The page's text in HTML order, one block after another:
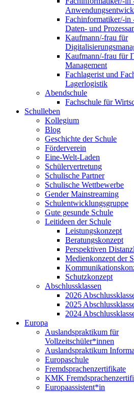
Fachinformatiker/-in
Daten- und
Kaufmann/-frau für
Kaufmann/-frau für
Management
Fachlagerist und
Lagerlogistik
Abendschule
Fachschule für
Schulleben
Kollegium
Blog
Geschichte der Schule
Förderverein
Eine-Welt-Laden
Schülervertretung
Schulische Partner
Schulische Wettbewerbe
Gender Mainstreaming
Schulentwicklungsgruppe
Gute gesunde Schule
Leitideen der Schule
Leistungskonzept
Beratungskonzept
Perspektiven
Medienkonzept der
Schutzkonzept
Abschlussklassen
2026
2025
2024
Europa
Auslandspraktikum für
Vollzeitschüler*innen
Auslandspraktikum
Europaschule
Fremdsprachenzertifikate
KMK
Europaassistent*in